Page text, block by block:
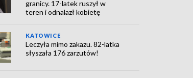
granicy. 17-latek ruszył w
teren i odnalazł kobietę
KATOWICE
Leczyła mimo zakazu. 82-latka
słyszała 176 zarzutów!